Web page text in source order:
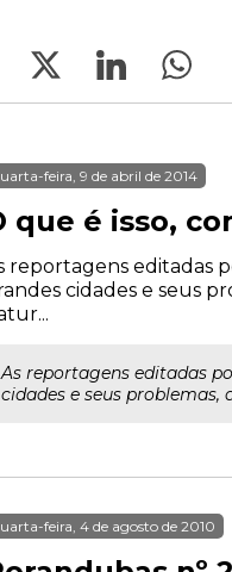
feira, 9 de abril de 2014
que é isso,
reportagens editadas
cidades e seus
As reportagens editadas
cidades e seus problemas,
feira, 4 de agosto de 2010